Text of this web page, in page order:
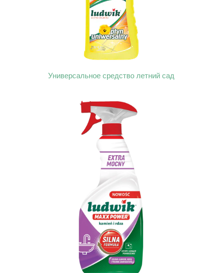
Универсальное средство летний сад